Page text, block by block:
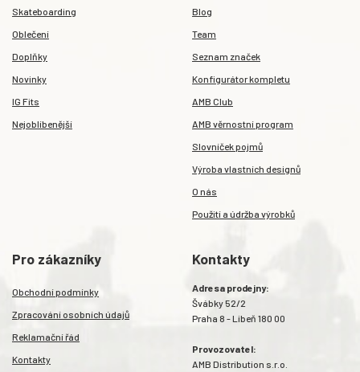
Skateboarding
Oblečení
Doplňky
Novinky
IG Fits
Nejoblíbenější
Blog
Team
Seznam značek
Konfigurátor kompletu
AMB Club
AMB věrnostní program
Slovníček pojmů
Výroba vlastních designů
O nás
Použití a údržba výrobků
Pro zákazníky
Obchodní podmínky
Zpracování osobních údajů
Reklamační řád
Kontakty
Kontakty
Adresa prodejny:
Švábky 52/2
Praha 8 - Libeň 180 00
Provozovatel:
AMB Distribution s.r.o.